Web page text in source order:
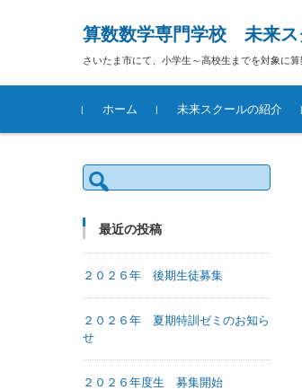
算数数学専門学校 未来ス
さいたま市にて、小学生～高校生までを対象に
コンテンツに移動
ホーム
未来スクールの紹介
検
索:
最近の投稿
２０２６年 後期生徒募集
２０２６年 夏期特訓ゼミのお知ら
せ
２０２６年度生 募集開始